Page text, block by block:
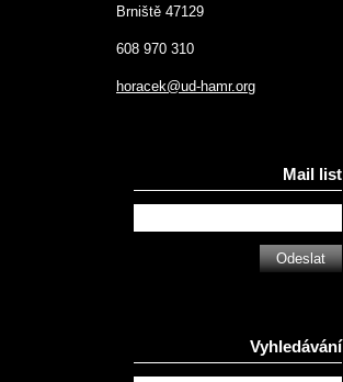
Brniště 47129
608 970 310
horacek@ud-hamr.org
Mail list
Vyhledávání